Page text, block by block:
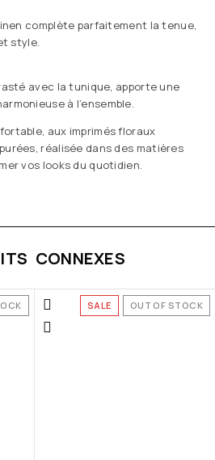
complète parfaitement la tenue,
style.
avec la tunique, apporte une
à l’ensemble.
aux imprimés floraux
réalisée dans des matières
vos looks du quotidien.
CONNEXES
SALE OUT OF STOCK